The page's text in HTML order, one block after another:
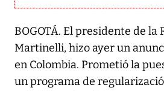
BOGOTÁ. El presidente de la
Martinelli, hizo ayer un
en Colombia. Prometió la
un programa de